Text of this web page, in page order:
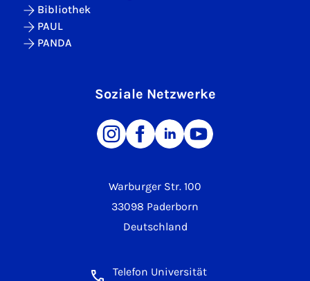
Warburger Str. 100
33098 Paderborn
Deutschland
Telefon Universität
Bibliothek
PAUL
PANDA
Soziale Netzwerke